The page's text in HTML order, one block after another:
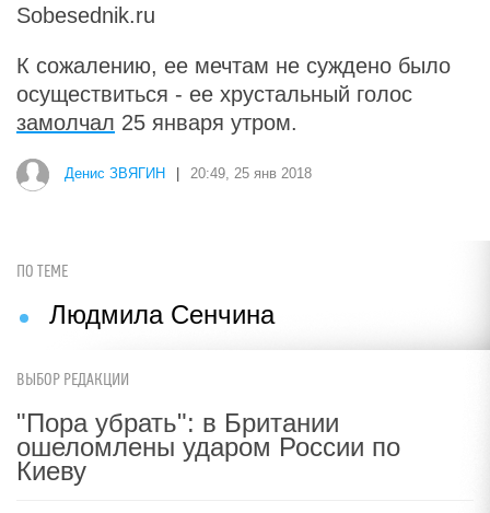
Sobesednik.ru
К сожалению, ее мечтам не суждено было
осуществиться - ее хрустальный голос
замолчал 25 января утром.
Денис ЗВЯГИН 20:49, 25 янв 2018
ПО ТЕМЕ
Людмила Сенчина
ВЫБОР РЕДАКЦИИ
"Пора убрать": в Британии
ошеломлены ударом России по
Киеву